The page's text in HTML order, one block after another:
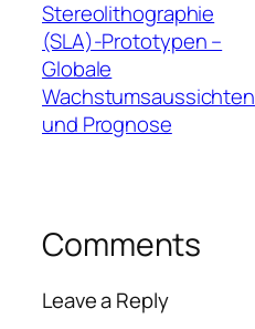
Stereolithographie
(SLA)-Prototypen –
Globale
Wachstumsaussichten
und Prognose
Comments
Leave a Reply